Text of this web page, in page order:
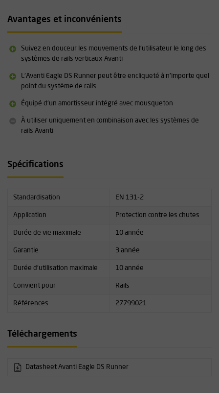
Ergonomique, léger et compact
Peut être clipsé à n'importe quel point du système de rails
Vous trouverez plus d'informations sur ce produit sous la
rubrique « Téléchargements ».
Avantages et inconvénients
Suivez en douceur les mouvements de l'utilisateur le long des
systèmes de rails verticaux Avanti
L'Avanti Eagle DS Runner peut être encliqueté à n'importe quel
point du système de rails
Équipé d'un amortisseur intégré avec mousqueton
À utiliser uniquement en combinaison avec les systèmes de
rails Avanti
Spécifications
Standardisation EN 131-2
Application Protection contre les chutes
Durée de vie maximale 10 année
Garantie 3 année
Durée d'utilisation maximale 10 année
Convient pour Rails
Références 27799021
Téléchargements
Datasheet Avanti Eagle DS Runner